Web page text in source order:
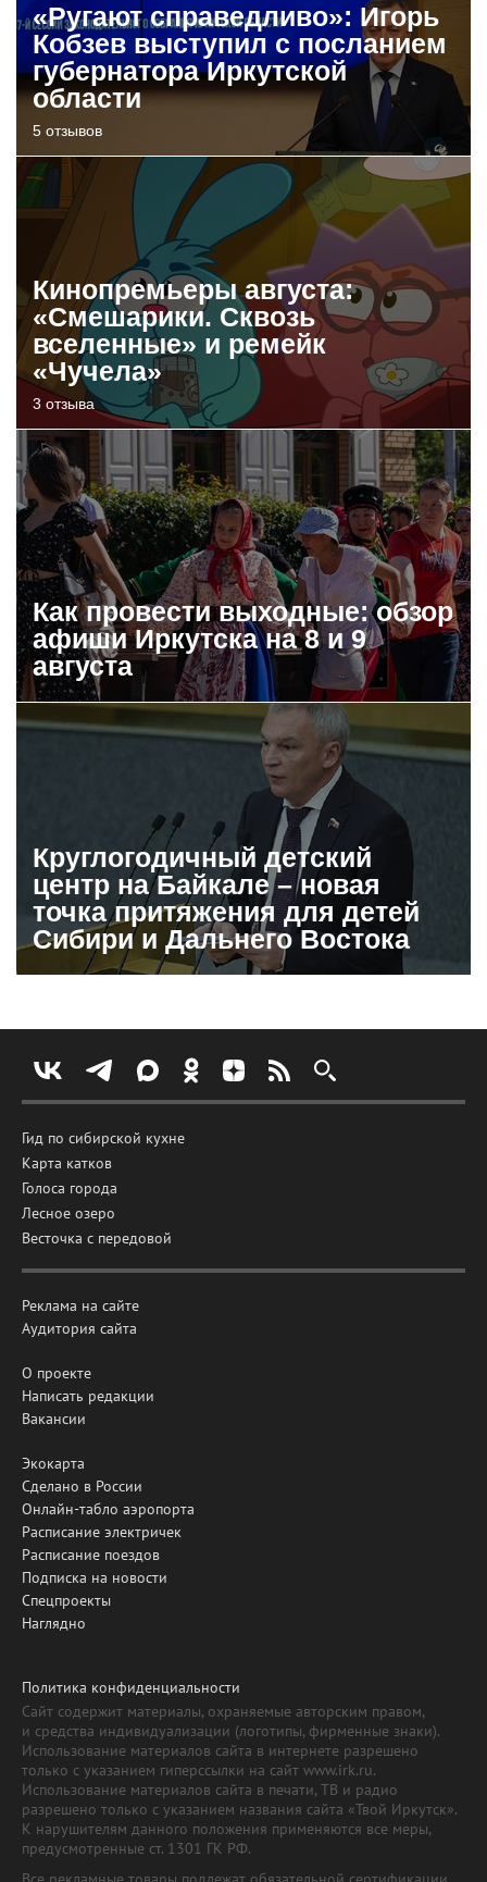
«Ругают справедливо»: Игорь
Кобзев выступил с посланием
губернатора Иркутской
области
5 отзывов
Кинопремьеры августа:
«Смешарики. Сквозь
вселенные» и ремейк
«Чучела»
3 отзыва
Как провести выходные: обзор
афиши Иркутска на 8 и 9
августа
Круглогодичный детский
центр на Байкале – новая
точка притяжения для детей
Сибири и Дальнего Востока
Гид по сибирской кухне
Карта катков
Голоса города
Лесное озеро
Весточка с передовой
Реклама на сайте
Аудитория сайта
О проекте
Написать редакции
Вакансии
Экокарта
Сделано в России
Онлайн-табло аэропорта
Расписание электричек
Расписание поездов
Подписка на новости
Спецпроекты
Наглядно
Политика конфиденциальности
Сайт содержит материалы, охраняемые авторским правом,
и средства индивидуализации (логотипы, фирменные знаки).
Использование материалов сайта в интернете разрешено
только с указанием гиперссылки на сайт www.irk.ru.
Использование материалов сайта в печати, ТВ и радио
разрешено только с указанием названия сайта «Твой Иркутск».
К нарушителям данного положения применяются все меры,
предусмотренные ст. 1301 ГК РФ.